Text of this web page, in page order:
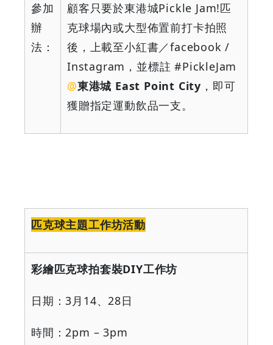
參加
辦
法：
顧客只要於東港城Pickle Jam!匹
克球場內或大型佈置前打卡拍照
後，上載至小紅書／facebook /
Instagram ，並標註 #PickleJam
@東港城 East Point City ，即可
獲贈指定運動飲品一支。
匹克球主題工作坊活動
彩繪匹克球拍套裝DIY工作坊
日期：3月 14、28日
時間：2pm – 3pm